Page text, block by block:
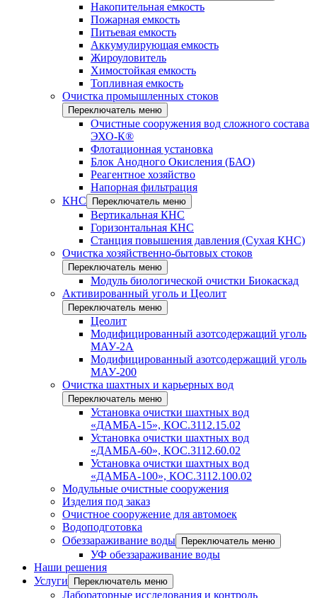
Накопительная емкость
Пожарная емкость
Питьевая емкость
Аккумулирующая емкость
Жироуловитель
Химостойкая емкость
Топливная емкость
Очистка промышленных стоков
Переключатель меню
Очистные сооружения вод сложного состава
ЭХО-К®
Флотационная установка
Блок Анодного Окисления (БАО)
Реагентное хозяйство
Напорная фильтрация
КНС
Переключатель меню
Вертикальная КНС
Горизонтальная КНС
Станция повышения давления (Сухая КНС)
Очистка хозяйственно-бытовых стоков
Переключатель меню
Модуль биологической очистки Биокаскад
Активированный уголь и Цеолит
Переключатель меню
Цеолит
Модифицированный азотсодержащий уголь
МАУ-2А
Модифицированный азотсодержащий уголь
МАУ-200
Очистка шахтных и карьерных вод
Переключатель меню
Установка очистки шахтных вод
«ДАМБА-15», КОС.3112.15.02
Установка очистки шахтных вод
«ДАМБА-60», КОС.3112.60.02
Установка очистки шахтных вод
«ДАМБА-100», КОС.3112.100.02
Модульные очистные сооружения
Изделия под заказ
Очистное сооружение для автомоек
Водоподготовка
Обеззараживание воды
Переключатель меню
УФ обеззараживание воды
Наши решения
Услуги
Переключатель меню
Лабораторные исследования и контроль